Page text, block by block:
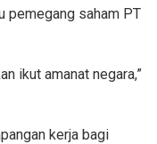
pemegang saham PT
ikut amanat negara,”
kerja bagi